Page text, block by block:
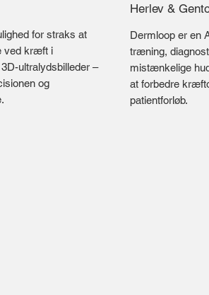
Herlev &
Dermloop er en
træning,
mistænkelige
at forbedre
patientforløb.
for straks at
ved kræft i
ultralydsbilleder –
og